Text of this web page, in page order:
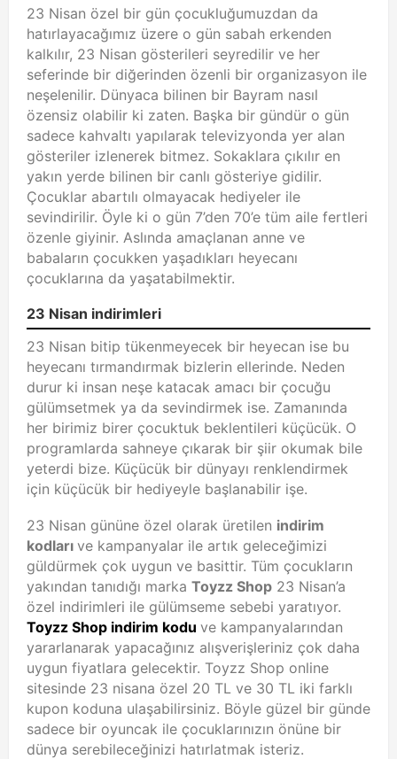
23 Nisan özel bir gün çocukluğumuzdan da
hatırlayacağımız üzere o gün sabah erkenden
kalkılır, 23 Nisan gösterileri seyredilir ve her
seferinde bir diğerinden özenli bir organizasyon ile
neşelenilir. Dünyaca bilinen bir Bayram nasıl
özensiz olabilir ki zaten. Başka bir gündür o gün
sadece kahvaltı yapılarak televizyonda yer alan
gösteriler izlenerek bitmez. Sokaklara çıkılır en
yakın yerde bilinen bir canlı gösteriye gidilir.
Çocuklar abartılı olmayacak hediyeler ile
sevindirilir. Öyle ki o gün 7’den 70’e tüm aile fertleri
özenle giyinir. Aslında amaçlanan anne ve
babaların çocukken yaşadıkları heyecanı
çocuklarına da yaşatabilmektir.
23 Nisan indirimleri
23 Nisan bitip tükenmeyecek bir heyecan ise bu
heyecanı tırmandırmak bizlerin ellerinde. Neden
durur ki insan neşe katacak amacı bir çocuğu
gülümsetmek ya da sevindirmek ise. Zamanında
her birimiz birer çocuktuk beklentileri küçücük. O
programlarda sahneye çıkarak bir şiir okumak bile
yeterdi bize. Küçücük bir dünyayı renklendirmek
için küçücük bir hediyeyle başlanabilir işe.
23 Nisan gününe özel olarak üretilen indirim
kodları ve kampanyalar ile artık geleceğimizi
güldürmek çok uygun ve basittir. Tüm çocukların
yakından tanıdığı marka Toyzz Shop 23 Nisan’a
özel indirimleri ile gülümseme sebebi yaratıyor.
Toyzz Shop indirim kodu ve kampanyalarından
yararlanarak yapacağınız alışverişleriniz çok daha
uygun fiyatlara gelecektir. Toyzz Shop online
sitesinde 23 nisana özel 20 TL ve 30 TL iki farklı
kupon koduna ulaşabilirsiniz. Böyle güzel bir günde
sadece bir oyuncak ile çocuklarınızın önüne bir
dünya serebileceğinizi hatırlatmak isteriz.